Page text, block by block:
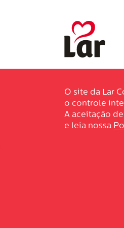
O site da Lar
o controle
A aceitação
e leia nossa